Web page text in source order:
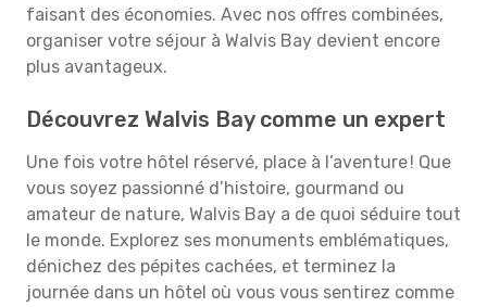
faisant des économies. Avec nos offres combinées,
organiser votre séjour à Walvis Bay devient encore
plus avantageux.
Découvrez Walvis Bay comme un expert
Une fois votre hôtel réservé, place à l’aventure ! Que
vous soyez passionné d’histoire, gourmand ou
amateur de nature, Walvis Bay a de quoi séduire tout
le monde. Explorez ses monuments emblématiques,
dénichez des pépites cachées, et terminez la
journée dans un hôtel où vous vous sentirez comme